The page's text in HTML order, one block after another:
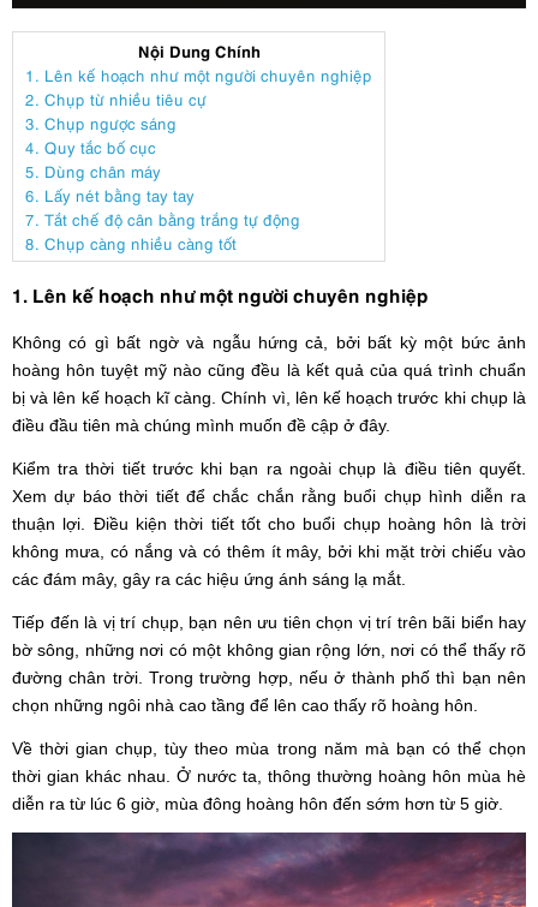
Nội Dung Chính
1. Lên kế hoạch như một người chuyên nghiệp
2. Chụp từ nhiều tiêu cự
3. Chụp ngược sáng
4. Quy tắc bố cục
5. Dùng chân máy
6. Lấy nét bằng tay tay
7. Tắt chế độ cân bằng trắng tự động
8. Chụp càng nhiều càng tốt
1. Lên kế hoạch như một người chuyên nghiệp
Không có gì bất ngờ và ngẫu hứng cả, bởi bất kỳ một bức ảnh
hoàng hôn tuyệt mỹ nào cũng đều là kết quả của quá trình chuẩn
bị và lên kế hoạch kĩ càng. Chính vì, lên kế hoạch trước khi chụp là
điều đầu tiên mà chúng mình muốn đề cập ở đây.
Kiểm tra thời tiết trước khi bạn ra ngoài chụp là điều tiên quyết.
Xem dự báo thời tiết để chắc chắn rằng buổi chụp hình diễn ra
thuận lợi. Điều kiện thời tiết tốt cho buổi chụp hoàng hôn là trời
không mưa, có nắng và có thêm ít mây, bởi khi mặt trời chiếu vào
các đám mây, gây ra các hiệu ứng ánh sáng lạ mắt.
Tiếp đến là vị trí chụp, bạn nên ưu tiên chọn vị trí trên bãi biển hay
bờ sông, những nơi có một không gian rộng lớn, nơi có thể thấy rõ
đường chân trời. Trong trường hợp, nếu ở thành phố thì bạn nên
chọn những ngôi nhà cao tầng để lên cao thấy rõ hoàng hôn.
Về thời gian chụp, tùy theo mùa trong năm mà bạn có thể chọn
thời gian khác nhau. Ở nước ta, thông thường hoàng hôn mùa hè
diễn ra từ lúc 6 giờ, mùa đông hoàng hôn đến sớm hơn từ 5 giờ.